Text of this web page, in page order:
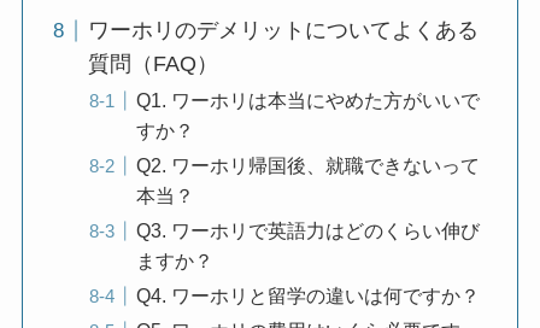
ワーホリのデメリットについてよくある
質問（FAQ）
Q1. ワーホリは本当にやめた方がいいで
すか？
Q2. ワーホリ帰国後、就職できないって
本当？
Q3. ワーホリで英語力はどのくらい伸び
ますか？
Q4. ワーホリと留学の違いは何ですか？